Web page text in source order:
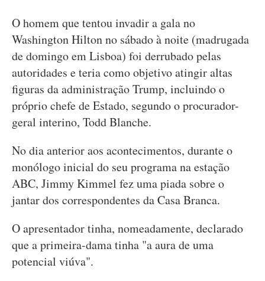
O homem que tentou invadir a gala no
Washington Hilton no sábado à noite (madrugada
de domingo em Lisboa) foi derrubado pelas
autoridades e teria como objetivo atingir altas
figuras da administração Trump, incluindo o
próprio chefe de Estado, segundo o procurador-
geral interino, Todd Blanche.
No dia anterior aos acontecimentos, durante o
monólogo inicial do seu programa na estação
ABC, Jimmy Kimmel fez uma piada sobre o
jantar dos correspondentes da Casa Branca.
O apresentador tinha, nomeadamente, declarado
que a primeira-dama tinha "a aura de uma
potencial viúva".